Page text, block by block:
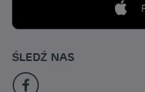
ŚLEDŹ NAS